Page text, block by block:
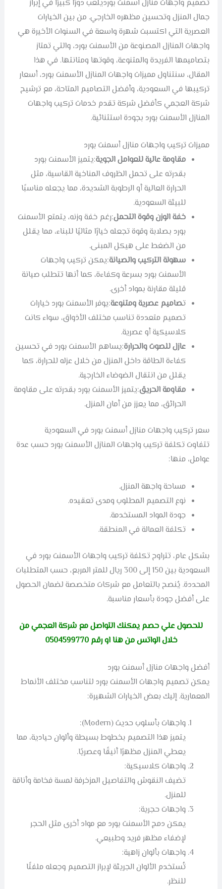
تصميم واجهات منازل اسمنت بورديلعب دورًا كبيرًا في إبراز
جمال المنزل وتحسين مظهره الخارجي. من بين الخيارات
العصرية التي اكتسبت شهرة واسعة في السنوات الأخيرة هي
واجهات المنازل المصنوعة من الأسمنت بورد، والتي تمتاز
بتصاميمها الفريدة والمتنوعة، وقوتها ومتانتها. في هذا
المقال، سنتناول مميزات واجهات المنازل الأسمنت بورد، أسعار
تركيبها في السعودية، وأفضل التصاميم المتاحة، مع ترشيح
شركة العجمي كأفضل شركة تقدم خدمات تركيب واجهات
المنازل الأسمنت بورد بجودة استثنائية.
مميزات تركيب واجهات منازل أسمنت بورد
مقاومة عالية للعوامل الجوية:يتميز الأسمنت بورد
بقدرته على تحمل الظروف المناخية القاسية، مثل
الحرارة العالية أو الرطوبة الشديدة، مما يجعله مناسبًا
للبيئة السعودية.
خفة الوزن وقوة التحمل:رغم خفة وزنه، يتمتع الأسمنت
بورد بصلابة وقوة تجعله خيارًا مثاليًا للبناء، مما يقلل
من الضغط على هيكل المبنى.
سهولة التركيب والصيانة:يمكن تركيب واجهات
الأسمنت بورد بسرعة وكفاءة، كما أنها تتطلب صيانة
قليلة مقارنة بمواد أخرى.
تصاميم عصرية ومتنوعة:يوفر الأسمنت بورد خيارات
تصميم متعددة تناسب مختلف الأذواق، سواء كانت
كلاسيكية أو عصرية.
عازل للصوت والحرارة:يساهم الأسمنت بورد في تحسين
كفاءة الطاقة داخل المنزل من خلال عزله للحرارة، كما
يقلل من انتقال الضوضاء الخارجية.
مقاومة الحريق:يتميز الأسمنت بورد بقدرته على مقاومة
الحرائق، مما يعزز من أمان المنزل.
سعر تركيب واجهات منازل أسمنت بورد في السعودية
تتفاوت تكلفة تركيب واجهات المنازل الأسمنت بورد حسب عدة
عوامل، منها:
مساحة واجهة المنزل.
نوع التصميم المطلوب ومدى تعقيده.
جودة المواد المستخدمة.
تكلفة العمالة في المنطقة.
بشكل عام، تتراوح تكلفة تركيب واجهات الأسمنت بورد في
السعودية بين 150 إلى 300 ريال للمتر المربع، حسب المتطلبات
المحددة. يُنصح بالتعامل مع شركات متخصصة لضمان الحصول
على أفضل جودة بأسعار مناسبة.
للحصول علي حصم يمكنك التواصل مع شركة العجمي من
خلال الواتس منهنااو رقم 0504599770
أفضل واجهات منازل أسمنت بورد
يمكن تصميم واجهات الأسمنت بورد لتناسب مختلف الأنماط
المعمارية. إليك بعض الخيارات الشهيرة:
واجهات بأسلوب حديث (Modern):
يتميز هذا التصميم بخطوط بسيطة وألوان حيادية، مما
يعطي المنزل مظهرًا أنيقًا وعصريًا.
واجهات كلاسيكية:
تضيف النقوش والتفاصيل المزخرفة لمسة فخامة وأناقة
للمنزل.
واجهات حجرية:
يمكن دمج الأسمنت بورد مع مواد أخرى مثل الحجر
لإضفاء مظهر فريد وطبيعي.
واجهات بألوان زاهية:
تُستخدم الألوان الجريئة لإبراز التصميم وجعله ملفتًا
للنظر.